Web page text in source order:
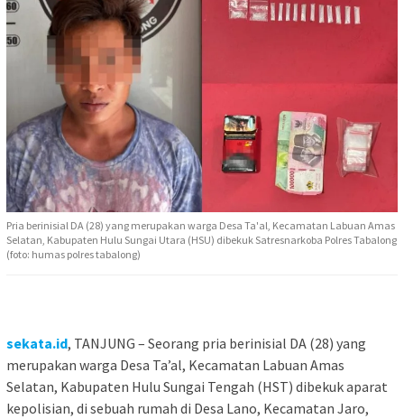
Pria berinisial DA (28) yang merupakan warga Desa Ta'al, Kecamatan Labuan Amas
Selatan, Kabupaten Hulu Sungai Utara (HSU) dibekuk Satresnarkoba Polres Tabalong
(foto: humas polres tabalong)
sekata.id, TANJUNG – Seorang pria berinisial DA (28) yang
merupakan warga Desa Ta’al, Kecamatan Labuan Amas
Selatan, Kabupaten Hulu Sungai Tengah (HST) dibekuk aparat
kepolisian, di sebuah rumah di Desa Lano, Kecamatan Jaro,